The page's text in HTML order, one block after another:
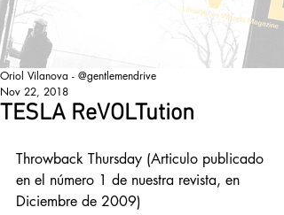
TESLA ReVOLTution
Oriol Vilanova - @gentlemendrive
Nov 22, 2018
Throwback Thursday (Articulo publicado
en el número 1 de nuestra revista, en
Diciembre de 2009)